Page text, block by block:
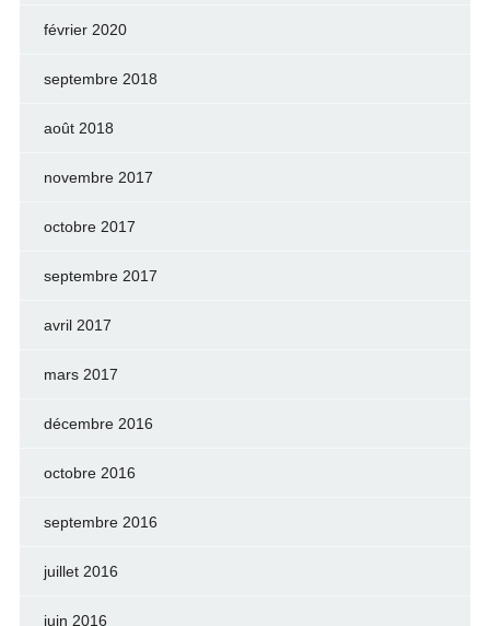
février 2020
septembre 2018
août 2018
novembre 2017
octobre 2017
septembre 2017
avril 2017
mars 2017
décembre 2016
octobre 2016
septembre 2016
juillet 2016
juin 2016